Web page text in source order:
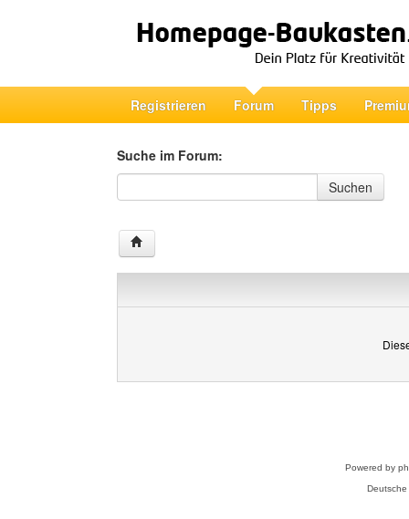
Registrieren Forum Tipps
Suche im Forum:
Suche im Forum
Suchen
Powered by